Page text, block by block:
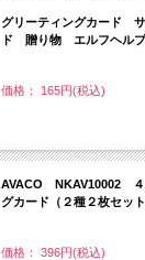
グリーティングカード
ド 贈り物 エルフヘル
価格： 165円(税込)
AVACO NKAV10002 ４
グカード（２種２枚セット
価格： 396円(税込)